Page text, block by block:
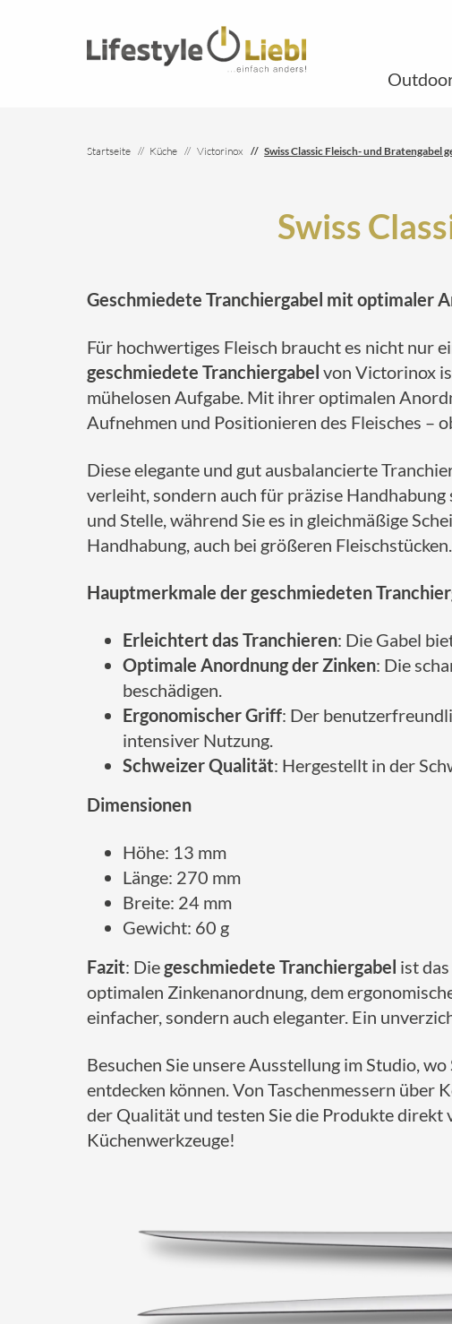
Startseite Küche Victorinox Swiss Classic Fleisch- und Bratengabel
Swiss
Geschmiedete Tranchiergabel mit optimaler
Für hochwertiges Fleisch braucht es nicht nur
geschmiedete Tranchiergabel von Victorinox
mühelosen Aufgabe. Mit ihrer optimalen
Aufnehmen und Positionieren des Fleisches –
Diese elegante und gut ausbalancierte
verleiht, sondern auch für präzise
und Stelle, während Sie es in gleichmäßige
Handhabung, auch bei größeren Fleischstücken.
Hauptmerkmale der geschmiedeten
Erleichtert das Tranchieren: Die Gabel
Optimale Anordnung der Zinken: Die
beschädigen.
Ergonomischer Griff: Der
intensiver Nutzung.
Schweizer Qualität: Hergestellt in der
Dimensionen
Höhe: 13 mm
Länge: 270 mm
Breite: 24 mm
Gewicht: 60 g
Fazit: Diegeschmiedete Tranchiergabel ist
optimalen Zinkenanordnung, dem
einfacher, sondern auch eleganter. Ein
Besuchen Sie unsere Ausstellung im Studio,
entdecken können. Von Taschenmessern über
der Qualität und testen Sie die Produkte
Küchenwerkzeuge!